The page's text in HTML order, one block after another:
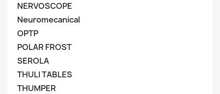
NERVOSCOPE
Neuromecanical
OPTP
POLAR FROST
SEROLA
THULI TABLES
THUMPER